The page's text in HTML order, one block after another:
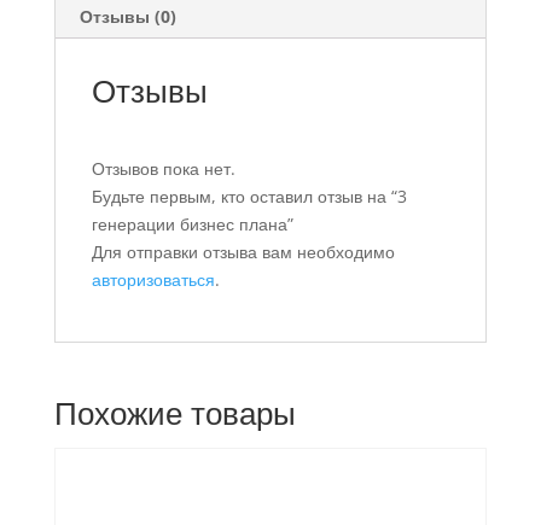
Отзывы (0)
Отзывы
Отзывов пока нет.
Будьте первым, кто оставил отзыв на “3
генерации бизнес плана”
Для отправки отзыва вам необходимо
авторизоваться.
Похожие товары